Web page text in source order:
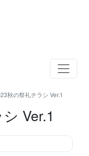
秋の祭礼チラシ Ver.1
Ver.1